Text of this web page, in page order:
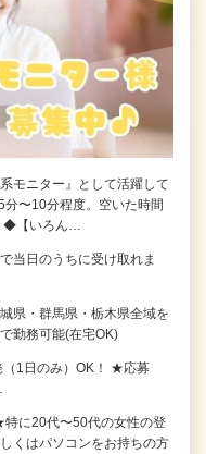
モニター』として活躍して
分〜10分程度。空いた時間
◆【いろん…
日のうちに受け取れま
・群馬県・栃木県全域を
勤務可能(在宅OK)
1日のみ）OK！ ★応募
に20代〜50代の女性の登
はパソコンをお持ちの方